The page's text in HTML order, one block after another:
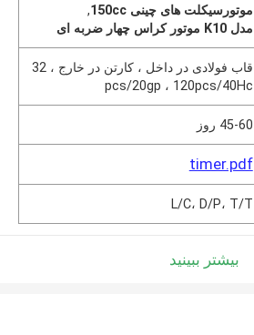
موتورسیکلت های چینی 150cc
,
مدل K10 موتور کراس چهار ضربه ای
قاب فولادی در داخل ، کارتن در خارج ، 32
pcs/20gp ، 120pcs/40Hc
45-60 روز
timer.pdf
L/C، D/P، T/T
بیشتر ببینید